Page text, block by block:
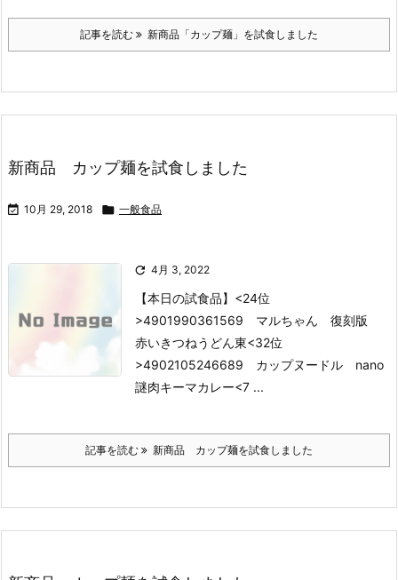
記事を読む 新商品「カップ麺」を試食しました
新商品 カップ麺を試食しました
 10月 29, 2018  一般食品
 4月 3, 2022
【本日の試食品】 <24位
>4901990361569 マルちゃん 復刻版
赤いきつねうどん東<32位
>4902105246689 カップヌードル nano
謎肉キーマカレー<7 ...
記事を読む 新商品 カップ麺を試食しました